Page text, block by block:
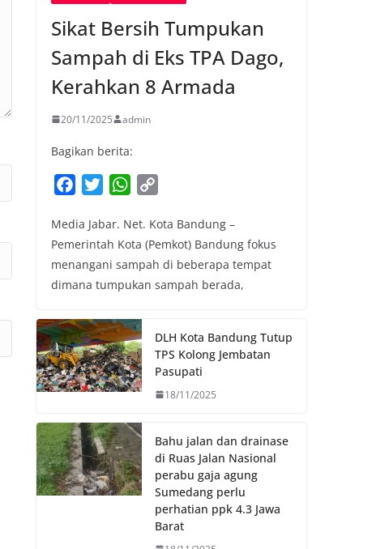
Sikat Bersih Tumpukan
Sampah di Eks TPA Dago,
Kerahkan 8 Armada
20/11/2025 admin
Bagikan berita:
c
e
b
o
k
i
t
t
e
W
a
t
s
A
p
p
y
L
i
k
Media Jabar. Net. Kota Bandung –
Pemerintah Kota (Pemkot) Bandung fokus
menangani sampah di beberapa tempat
dimana tumpukan sampah berada,
DLH Kota Bandung Tutup
TPS Kolong Jembatan
Pasupati
18/11/2025
Bahu jalan dan drainase
di Ruas Jalan Nasional
perabu gaja agung
Sumedang perlu
perhatian ppk 4.3 Jawa
Barat